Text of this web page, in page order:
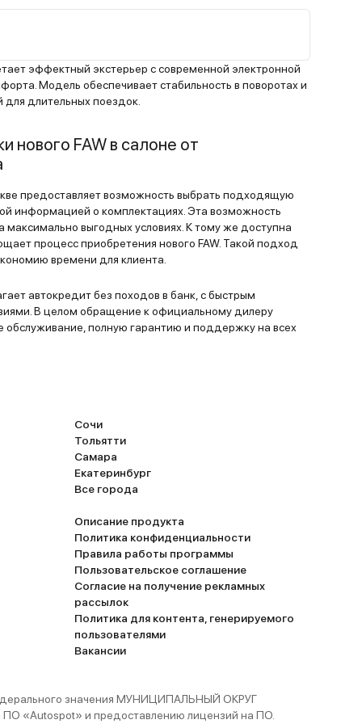
100
она
всё
эффектный экстерьер с современной электронной
Модель обеспечивает стабильность в поворотах и
длительных поездок.
нового FAW в салоне от
предоставляет возможность выбрать подходящую
информацией о комплектациях. Эта возможность
максимально выгодных условиях. К тому же доступна
процесс приобретения нового FAW. Такой подход
времени для клиента.
автокредит без походов в банк, с быстрым
В целом обращение к официальному дилеру
обслуживание, полную гарантию и поддержку на всех
Сочи
Тольятти
Самара
Екатеринбург
Все города
Описание продукта
Политика конфиденциальности
Правила работы программы
Пользовательское соглашение
Согласие на получение рекламных
рассылок
Политика для контента, генерируемого
пользователями
Вакансии
значения МУНИЦИПАЛЬНЫЙ ОКРУГ
«Autospot» и предоставлению лицензий на ПО.